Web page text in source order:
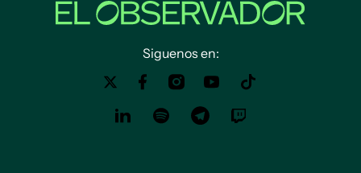
Siguenos en: